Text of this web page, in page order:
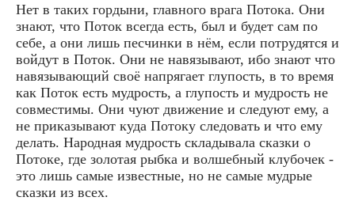
Нет в таких гордыни, главного врага Потока. Они
знают, что Поток всегда есть, был и будет сам по
себе, а они лишь песчинки в нём, если потрудятся и
войдут в Поток. Они не навязывают, ибо знают что
навязывающий своё напрягает глупость, в то время
как Поток есть мудрость, а глупость и мудрость не
совместимы. Они чуют движение и следуют ему, а
не приказывают куда Потоку следовать и что ему
делать. Народная мудрость складывала сказки о
Потоке, где золотая рыбка и волшебный клубочек -
это лишь самые известные, но не самые мудрые
сказки из всех.